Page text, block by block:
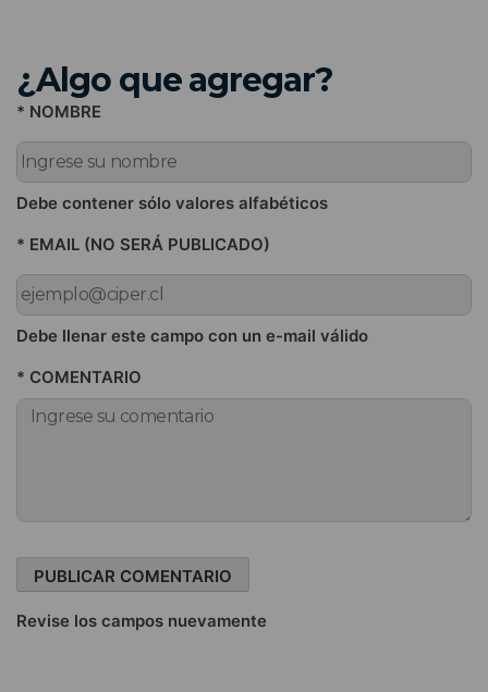
¿Algo que agregar?
* NOMBRE
Debe contener sólo valores alfabéticos
* EMAIL (NO SERÁ PUBLICADO)
Debe llenar este campo con un e-mail válido
* COMENTARIO
Revise los campos nuevamente